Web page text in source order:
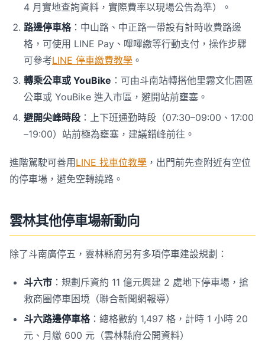
4 月實地查詢資料，實際費率以現場公告為準）。
路邊停車格：中山路、中正路一帶設有計時收費路邊
格，可使用 LINE Pay、嗶嗶繳等行動支付，操作步驟
可參考LINE 停車繳費教學 。
轉乘公車或 YouBike ：可由斗南站轉搭他里霧文化園區
公車或 YouBike 進入市區，避開站前壅塞。
避開尖峰時段 ：上下班通勤時段（07:30–09:00、17:00
–19:00）站前極為壅塞，建議錯峰前往。
進階駕駛可善用LINE 找車位教學 ，出門前先查附近有空位
的停車場，避免空轉繞路。
雲林其他停車場新動向
除了斗南廣停五，雲林縣府另有多項停車建設規劃：
斗六市 ：規劃斥資約 11 億元興建 2 處地下停車場，搶
救商圈停車困境（聯合新聞網報導）
斗六路邊停車格：總格數約 1,497 格，計時 1 小時 20
元、月繳 600 元（雲林縣府公開資料）